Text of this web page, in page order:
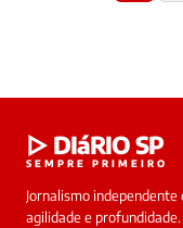
▷ DIáRIO SP
SEMPRE PRIMEIRO
Jornalismo
agilidade e profundidade.